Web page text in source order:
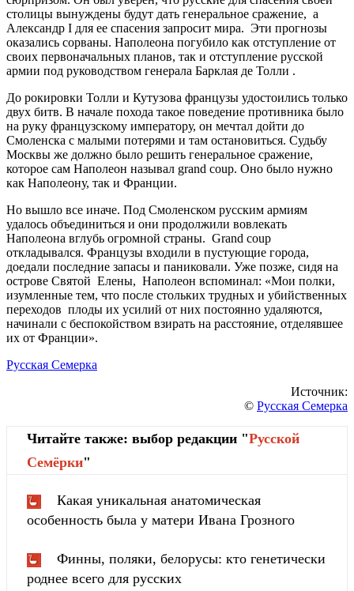
столицы вынуждены будут дать генеральное сражение, а
Александр I для ее спасения запросит мира. Эти прогнозы
оказались сорваны. Наполеона погубило как отступление от
своих первоначальных планов, так и отступление русской
армии под руководством генерала Барклая де Толли .
До рокировки Толли и Кутузова французы удостоились только
двух битв. В начале похода такое поведение противника было
на руку французскому императору, он мечтал дойти до
Смоленска с малыми потерями и там остановиться. Судьбу
Москвы же должно было решить генеральное сражение,
которое сам Наполеон называл grand coup. Оно было нужно
как Наполеону, так и Франции.
Но вышло все иначе. Под Смоленском русским армиям
удалось объединиться и они продолжили вовлекать
Наполеона вглубь огромной страны. Grand coup
откладывался. Французы входили в пустующие города,
доедали последние запасы и паниковали. Уже позже, сидя на
острове Святой Елены, Наполеон вспоминал: «Мои полки,
изумленные тем, что после стольких трудных и убийственных
переходов плоды их усилий от них постоянно удаляются,
начинали с беспокойством взирать на расстояние, отделявшее
их от Франции».
Русская Семерка
Источник:
© Русская Семерка
Читайте также: выбор редакции "Русской
Cемёрки"
Какая уникальная анатомическая
особенность была у матери Ивана Грозного
Финны, поляки, белорусы: кто генетически
роднее всего для русских